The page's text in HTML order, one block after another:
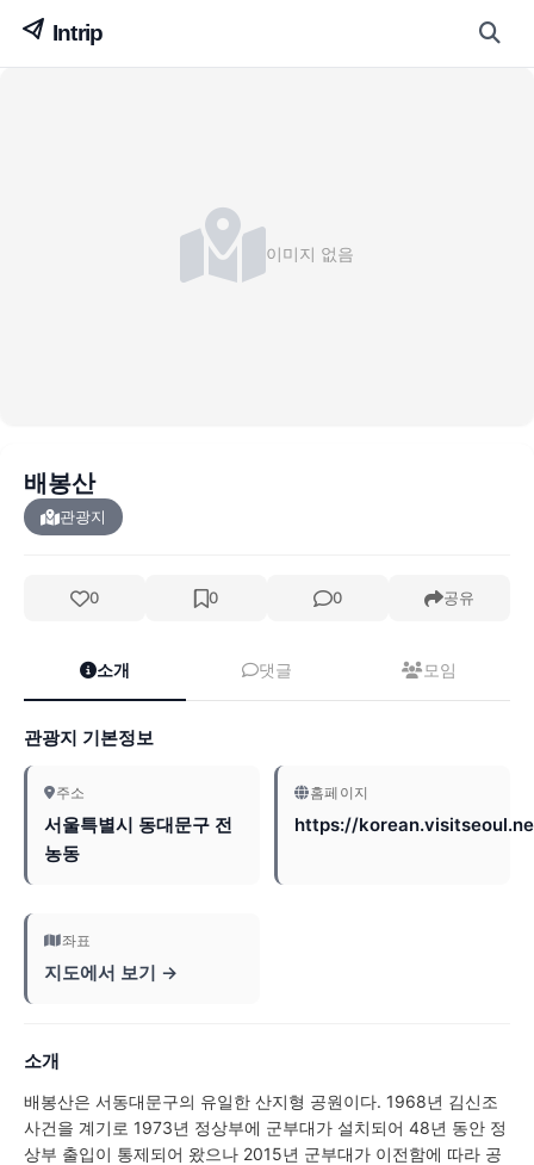
이미지 없음
배봉산
관광지
0 0 0 공유
소개 댓글 모임
관광지 기본정보
주소
서울특별시 동대문구 전
농동
홈페이지
https://
좌표
지도에서 보기 →
소개
배봉산은 서동대문구의 유일한 산지형 공원이다. 1968년 김신조
사건을 계기로 1973년 정상부에 군부대가 설치되어 48년 동안 정
상부 출입이 통제되어 왔으나 2015년 군부대가 이전함에 따라 공